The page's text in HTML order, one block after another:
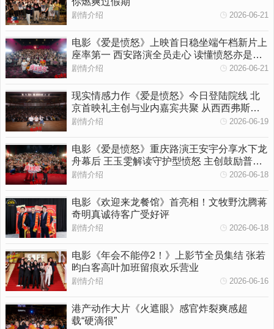
剧情介绍 2026-06-21
电影《爱是愤怒》上映首日稳坐端午档新片上
座率第一 西安路演全员走心 读懂愤怒亦是温
柔守护
剧情介绍 2026-06-21
现实情感力作《爱是愤怒》今日登陆院线 北
京首映礼主创与业内嘉宾共聚 从西西弗斯到
女性觉醒多维拆解影片内核
剧情介绍 2026-06-19
电影《爱是愤怒》重庆路演王安宇分享水下龙
舟幕后 王玉雯解读守护型愤怒 主创鼓励普通
人勇敢挥出一拳
剧情介绍 2026-06-18
电影《欢迎来龙餐馆》首亮相！文牧野沈腾蒋
奇明真诚待客广受好评
剧情介绍 2026-06-18
电影《年会不能停2！》上影节全员集结 张若
昀白客高叶加班留痕欢乐营业
剧情介绍 2026-06-16
港产动作大片《火遮眼》感官炸裂爽感超
载“硬滴很”